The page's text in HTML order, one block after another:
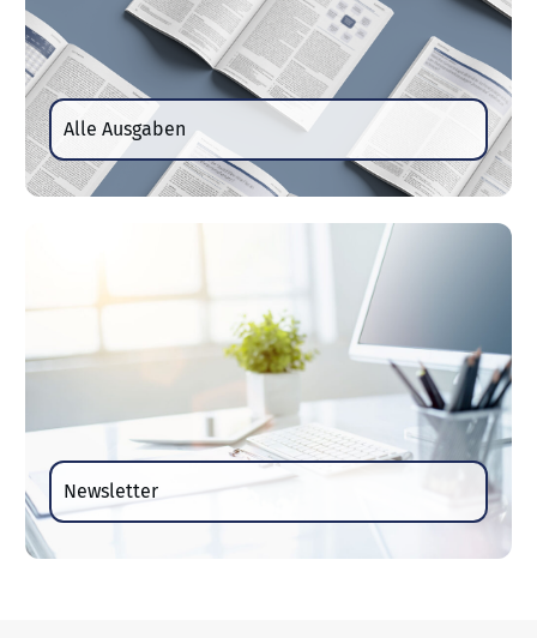
Alle Ausgaben
Newsletter